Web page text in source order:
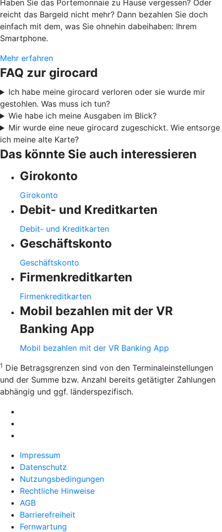
Haben Sie das Portemonnaie zu Hause vergessen? Oder
reicht das Bargeld nicht mehr? Dann bezahlen Sie doch
einfach mit dem, was Sie ohnehin dabeihaben: Ihrem
Smartphone.
Mehr erfahren
FAQ zur girocard
Ich habe meine girocard verloren oder sie wurde mir
gestohlen. Was muss ich tun?
Wie habe ich meine Ausgaben im Blick?
Mir wurde eine neue girocard zugeschickt. Wie entsorge
ich meine alte Karte?
Das könnte Sie auch interessieren
Girokonto
Girokonto
Debit- und Kreditkarten
Debit- und Kreditkarten
Geschäftskonto
Geschäftskonto
Firmenkreditkarten
Firmenkreditkarten
Mobil bezahlen mit der VR
Banking App
Mobil bezahlen mit der VR Banking App
1 Die Betragsgrenzen sind von den Terminaleinstellungen
und der Summe bzw. Anzahl bereits getätigter Zahlungen
abhängig und ggf. länderspezifisch.
Impressum
Datenschutz
Nutzungsbedingungen
Rechtliche Hinweise
AGB
Barrierefreiheit
Fernwartung